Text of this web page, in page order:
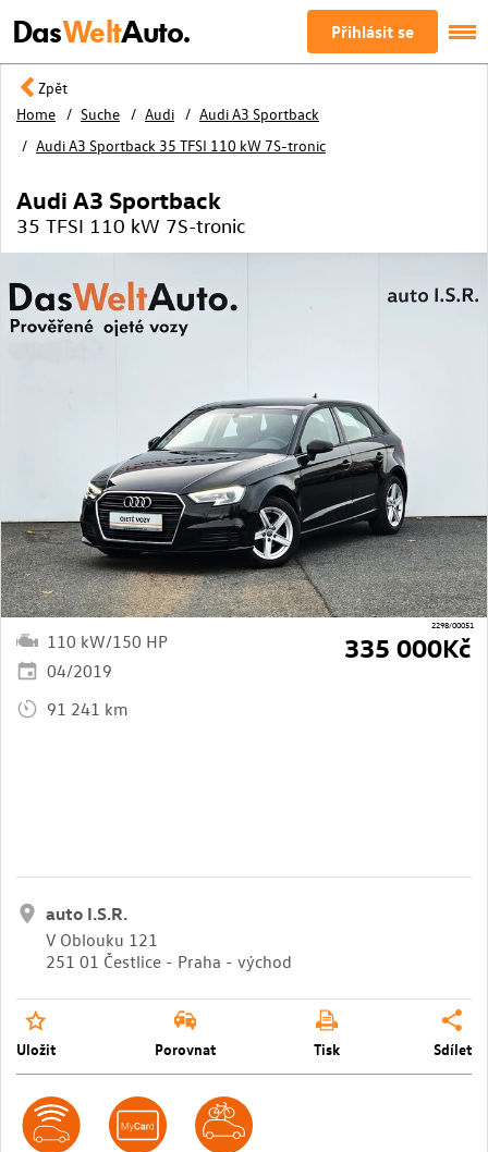
DasWeltAuto. Přihlásit se
Zpět
Home
Suche Audi
Audi A3 Sportback
Audi A3 Sportback 35 TFSI 110 kW 7S-tronic
2298/00051
Audi A3 Sportback
35 TFSI 110 kW 7S-tronic
110 kW/150 HP
04/2019
91 241 km
335 000Kč
auto I.S.R.
V Oblouku 121
251 01 Čestlice - Praha - východ
Uložit Porovnat Tisk Sdílet